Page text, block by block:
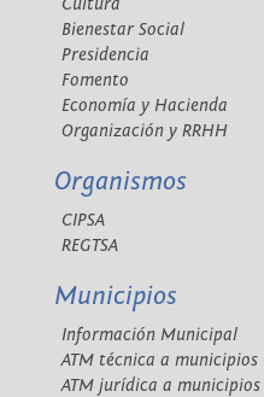
Bienestar Social
Presidencia
Fomento
Economía y Hacienda
Organización y RRHH
Organismos
CIPSA
REGTSA
Municipios
Información Municipal
ATM técnica a municipios
ATM jurídica a municipios